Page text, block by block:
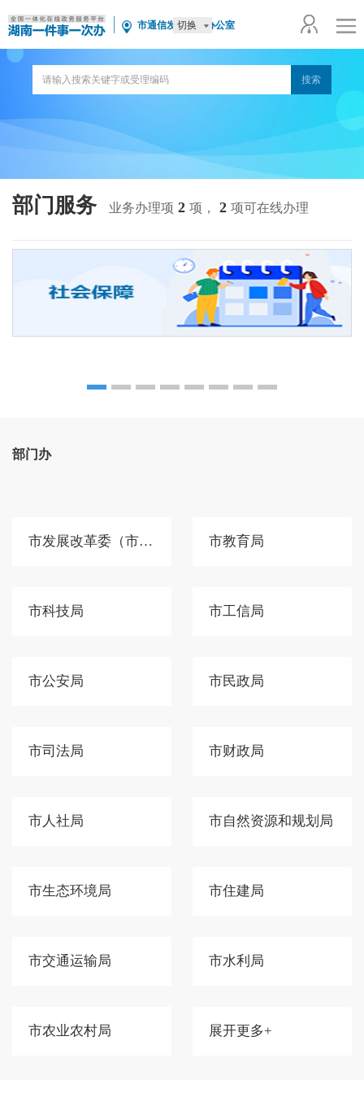
市通信发展管理办公室
切换
部门服务 业务办理项 2 项， 2 项可在线办理
部门办
市发展改革委（市国动办） 市教育局
市科技局 市工信局
市公安局 市民政局
市司法局 市财政局
市人社局 市自然资源和规划局
市生态环境局 市住建局
市交通运输局 市水利局
市农业农村局 展开更多+